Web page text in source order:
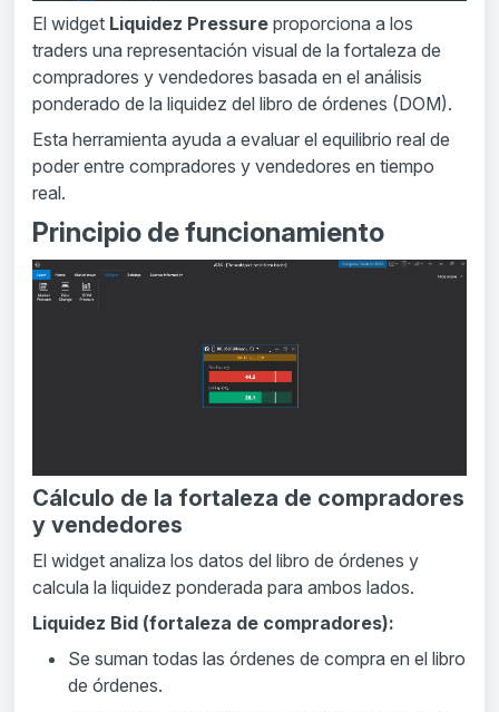
El widget Liquidez Pressure proporciona a los
traders una representación visual de la fortaleza de
compradores y vendedores basada en el análisis
ponderado de la liquidez del libro de órdenes (DOM).
Esta herramienta ayuda a evaluar el equilibrio real de
poder entre compradores y vendedores en tiempo
real.
Principio de funcionamiento
Cálculo de la fortaleza de compradores
y vendedores
El widget analiza los datos del libro de órdenes y
calcula la liquidez ponderada para ambos lados.
Liquidez Bid (fortaleza de compradores):
Se suman todas las órdenes de compra en el libro
de órdenes.